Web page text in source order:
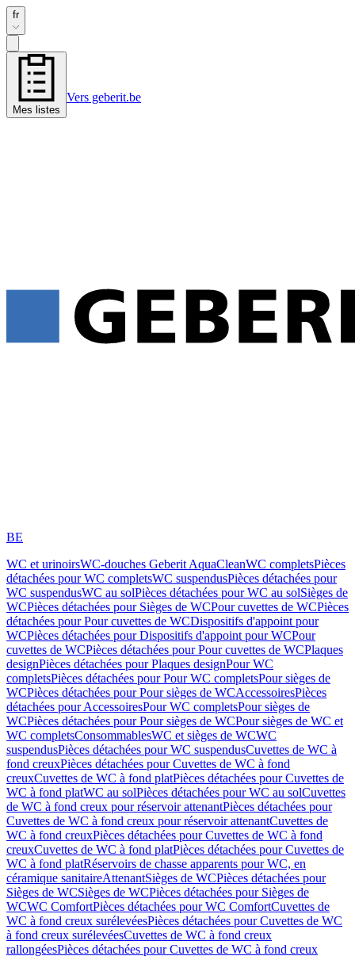
fr
Mes listes
Vers geberit.be
BE
WC et urinoirsWC-douches Geberit AquaCleanWC completsPièces
détachées pour WC completsWC suspendusPièces détachées pour
WC suspendusWC au solPièces détachées pour WC au solSièges de
WCPièces détachées pour Sièges de WCPour cuvettes de WCPièces
détachées pour Pour cuvettes de WCDispositifs d'appoint pour
WCPièces détachées pour Dispositifs d'appoint pour WCPour
cuvettes de WCPièces détachées pour Pour cuvettes de WCPlaques
designPièces détachées pour Plaques designPour WC
completsPièces détachées pour Pour WC completsPour sièges de
WCPièces détachées pour Pour sièges de WCAccessoiresPièces
détachées pour AccessoiresPour WC completsPour sièges de
WCPièces détachées pour Pour sièges de WCPour sièges de WC et
WC completsConsommablesWC et sièges de WCWC
suspendusPièces détachées pour WC suspendusCuvettes de WC à
fond creuxPièces détachées pour Cuvettes de WC à fond
creuxCuvettes de WC à fond platPièces détachées pour Cuvettes de
WC à fond platWC au solPièces détachées pour WC au solCuvettes
de WC à fond creux pour réservoir attenantPièces détachées pour
Cuvettes de WC à fond creux pour réservoir attenantCuvettes de
WC à fond creuxPièces détachées pour Cuvettes de WC à fond
creuxCuvettes de WC à fond platPièces détachées pour Cuvettes de
WC à fond platRéservoirs de chasse apparents pour WC, en
céramique sanitaireAttenantSièges de WCPièces détachées pour
Sièges de WCSièges de WCPièces détachées pour Sièges de
WCWC ComfortPièces détachées pour WC ComfortCuvettes de
WC à fond creux surélevéesPièces détachées pour Cuvettes de WC
à fond creux surélevéesCuvettes de WC à fond creux
rallongéesPièces détachées pour Cuvettes de WC à fond creux